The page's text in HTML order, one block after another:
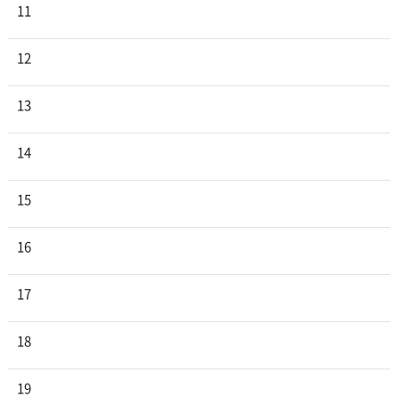
11
12
13
14
15
16
17
18
19